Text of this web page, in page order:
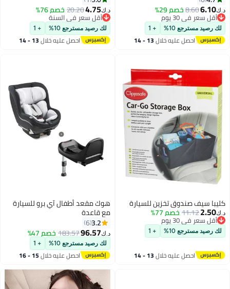
د.ك‏6.10
8.60خصم 29%
أقل سعر في 30 يوم
أقل سعر في 30 يوم
لك رصيد مسترجع 10% + 1
احصل عليه خلال 13 - 14
د.ك‏4.75
20.20خصم 76%
أقل سعر في السنة
أقل سعر في السنة
لك رصيد مسترجع 10% + 1
احصل عليه خلال 13 - 14
كليبا سيف صندوق تخزين للسيارة
د.ك‏2.50
11.12خصم 77%
أقل سعر في 30 يوم
أقل سعر في 30 يوم
لك رصيد مسترجع 10% + 1
احصل عليه خلال 13 - 14
هوك مقعد أطفال آي برو للسيارة
مع قاعدة
3.2
6
د.ك‏96.57
183.57خصم 47%
لك رصيد مسترجع 10% + 1
احصل عليه خلال 15 - 16